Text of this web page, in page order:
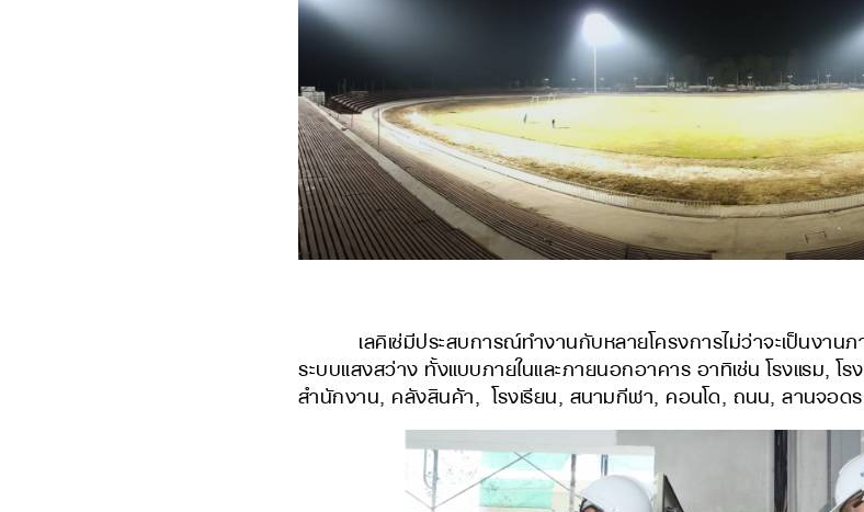
เลคิเซ่มีประสบการณ์ทำงานกับหลายโครงการไม่ว่าจะเป็นงานภ
ระบบแสงสว่าง ทั้งแบบภายในและภายนอกอาคาร อาทิเช่น โรงแรม,
สำนักงาน, คลังสินค้า, โรงเรียน, สนามกีฬา, คอนโด, ถนน, ลานจอด